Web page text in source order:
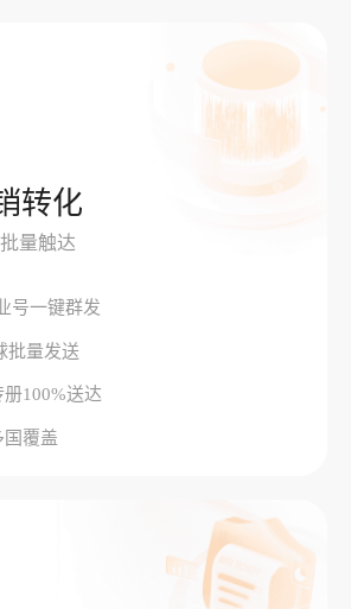
转化
量触达
号一键群发
批量发送
100%送达
国覆盖